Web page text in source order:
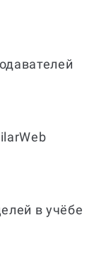
в учёбе